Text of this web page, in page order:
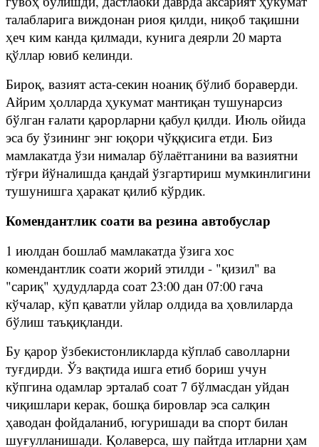
талабларига виждонан риоя қилди, ниқоб тақишни
ҳеч ким канда қилмади, кунига деярли 20 марта
қўллар ювиб келинди.
Бироқ, вазият аста-секин ноаниқ бўлиб бораверди.
Айрим ҳолларда ҳукумат мантиқан тушунарсиз
бўлган ғалати қарорларни қабул қилди. Июль ойида
эса бу ўзининг энг юқори чўққисига етди. Биз
мамлакатда ўзи нималар бўлаётганини ва вазиятни
тўғри йўналишда қандай ўзгартириш мумкинлигини
тушунишга ҳаракат қилиб кўрдик.
Комендантлик соати ва резина автобуслар
1 июлдан бошлаб мамлакатда ўзига хос
комендантлик соати жорий этилди - "қизил" ва
"сариқ" ҳудудларда соат 23:00 дан 07:00 гача
кўчалар, кўп қаватли уйлар олдида ва ҳовлиларда
бўлиш таъқиқланди.
Бу қарор ўзбекистонликларда кўплаб саволларни
туғдирди. Ўз вақтида ишга етиб бориш учун
кўпгина одамлар эрталаб соат 7 бўлмасдан уйдан
чиқишлари керак, бошқа бировлар эса салқин
ҳаводан фойдаланиб, югуришади ва спорт билан
шуғулланишади. Қолаверса, шу пайтда итларни ҳам